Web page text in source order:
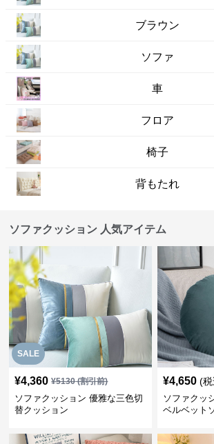
ブラウン
ソファ
車
フロア
椅子
背もたれ
ソファクッション 人気アイテム
SALE
¥4,360 ¥5130(割引前)
ソファクッション 優雅な三色切
替クッション
¥4,650 (
ソファクッ
ベルベット